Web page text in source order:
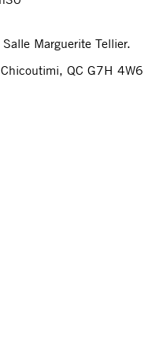
Marguerite Tellier.
QC G7H 4W6